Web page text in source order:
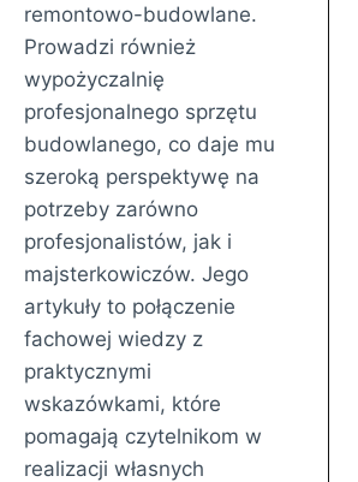
remontowo-budowlane.
Prowadzi również
wypożyczalnię
profesjonalnego sprzętu
budowlanego, co daje mu
szeroką perspektywę na
potrzeby zarówno
profesjonalistów, jak i
majsterkowiczów. Jego
artykuły to połączenie
fachowej wiedzy z
praktycznymi
wskazówkami, które
pomagają czytelnikom w
realizacji własnych